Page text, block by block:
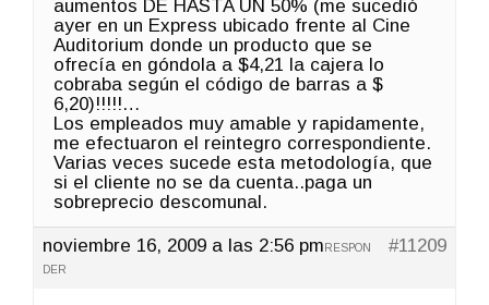
aumentos DE HASTA UN 50% (me sucedió
ayer en un Express ubicado frente al Cine
Auditorium donde un producto que se
ofrecía en góndola a $4,21 la cajera lo
cobraba según el código de barras a $
6,20)!!!!!…
Los empleados muy amable y rapidamente,
me efectuaron el reintegro correspondiente.
Varias veces sucede esta metodología, que
si el cliente no se da cuenta..paga un
sobreprecio descomunal.
noviembre 16, 2009 a las 2:56 pm #11209
RESPON
DER